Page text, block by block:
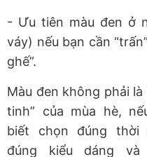
- Ưu tiên màu đen ở
váy) nếu bạn cần
ghế”.
Màu đen không phải là
tinh” của mùa hè,
biết chọn đúng thời
đúng kiểu dáng và